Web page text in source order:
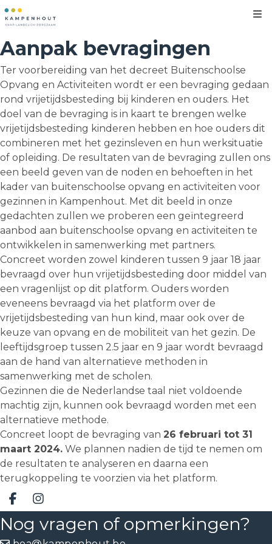
Aanpak bevragingen
Ter voorbereiding van het decreet Buitenschoolse
Opvang en Activiteiten wordt er een bevraging gedaan
rond vrijetijdsbesteding bij kinderen en ouders. Het
doel van de bevraging is in kaart te brengen welke
vrijetijdsbesteding kinderen hebben en hoe ouders dit
combineren met het gezinsleven en hun werksituatie
of opleiding. De resultaten van de bevraging zullen ons
een beeld geven van de noden en behoeften in het
kader van buitenschoolse opvang en activiteiten voor
gezinnen in Kampenhout. Met dit beeld in onze
gedachten zullen we proberen een geïntegreerd
aanbod aan buitenschoolse opvang en activiteiten te
ontwikkelen in samenwerking met partners.
Concreet worden zowel kinderen tussen 9 jaar 18 jaar
bevraagd over hun vrijetijdsbesteding door middel van
een vragenlijst op dit platform. Ouders worden
eveneens bevraagd via het platform over de
vrijetijdsbesteding van hun kind, maar ook over de
keuze van opvang en de mobiliteit van het gezin. De
leeftijdsgroep tussen 2.5 jaar en 9 jaar wordt bevraagd
aan de hand van alternatieve methoden in
samenwerking met de scholen.
Gezinnen die de Nederlandse taal niet voldoende
machtig zijn, kunnen ook bevraagd worden met een
alternatieve methode.
Concreet loopt de bevraging van 26 februari tot 31
maart 2024. We plannen nadien de tijd te nemen om
de resultaten te analyseren en daarna een
terugkoppeling te voorzien via het platform.
Deel op facebook
Deel op Instagram
Nog vragen of opmerkingen?